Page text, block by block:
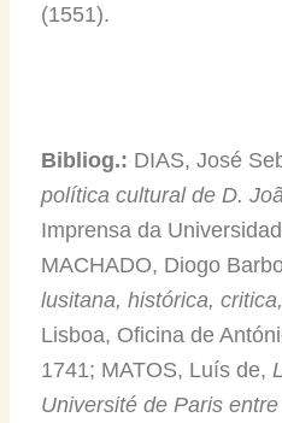
(1551).
Bibliog.: DIAS, José
política cultural de D.
Imprensa da
MACHADO, Diogo
lusitana, histórica,
Lisboa, Oficina de
1741; MATOS, Luís de,
Université de Paris